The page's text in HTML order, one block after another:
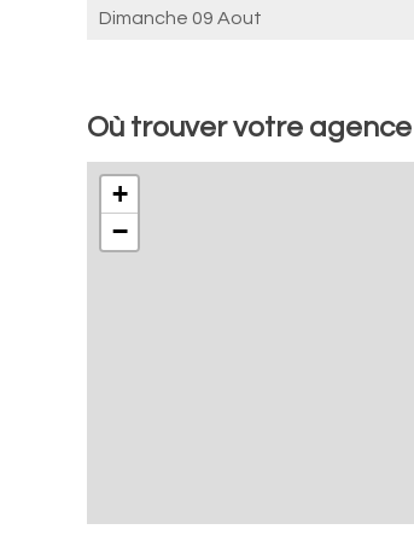
Dimanche 09 Aout
Où trouver votre
+
−